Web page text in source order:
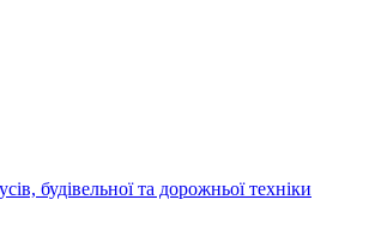
будівельної та дорожньої техніки